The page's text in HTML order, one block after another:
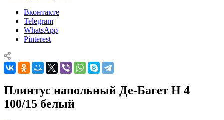
Вконтакте
Telegram
WhatsApp
Pinterest
Плинтус напольный Де-Багет Н 4
100/15 белый